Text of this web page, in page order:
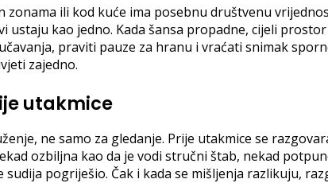
zonama ili kod kuće ima posebnu društvenu
ustaju kao jedno. Kada šansa propadne, cijeli
praviti pauze za hranu i vraćati snimak
zajedno.
utakmice
ne samo za gledanje. Prije utakmice se
ozbiljna kao da je vodi stručni štab, nekad
pogriješio. Čak i kada se mišljenja razlikuju,